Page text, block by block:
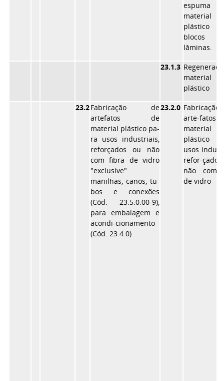
material
plástico
lâminas.
23.1.3
material
plástico
23.2Fabricação de
artefatos de
material plástico pa-
ra usos industriais,
reforçados ou não
com fibra de vidro
"exclusive"
manilhas, canos, tu-
bos e conexões
(Cód. 23.5.0.00-9),
para embalagem e
acondi-cionamento
(Cód. 23.4.0)
23.2.0
arte-
material
plástico
usos
refor-
não com
de vidro